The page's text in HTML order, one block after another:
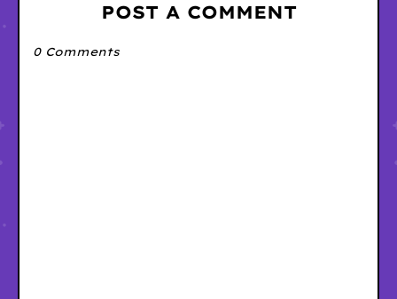
POST A COMMENT
0 Comments